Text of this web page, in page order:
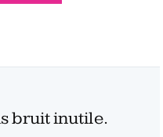
bruit inutile.